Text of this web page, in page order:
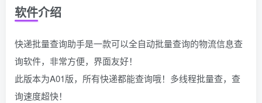
软件介绍
快递批量查询助手是一款可以全自动批量查询的物流信息查
询软件，非常方便，界面友好！
此版本为A01版，所有快递都能查询哦！多线程批量查，查
询速度超快！